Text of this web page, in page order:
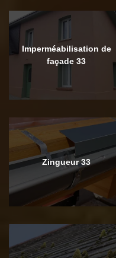
Imperméabilisation de
façade 33
Zingueur 33